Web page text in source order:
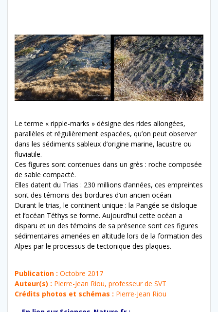
Le terme « ripple-marks » désigne des rides allongées,
parallèles et régulièrement espacées, qu’on peut observer
dans les sédiments sableux d’origine marine, lacustre ou
fluviatile.
Ces figures sont contenues dans un grès : roche composée
de sable compacté.
Elles datent du Trias : 230 millions d’années, ces empreintes
sont des témoins des bordures d’un ancien océan.
Durant le trias, le continent unique : la Pangée se disloque
et l’océan Téthys se forme. Aujourd’hui cette océan a
disparu et un des témoins de sa présence sont ces figures
sédimentaires amenées en altitude lors de la formation des
Alpes par le processus de tectonique des plaques.
Publication : Octobre 2017
Auteur(s) : Pierre-Jean Riou, professeur de SVT
Crédits photos et schémas : Pierre-Jean Riou